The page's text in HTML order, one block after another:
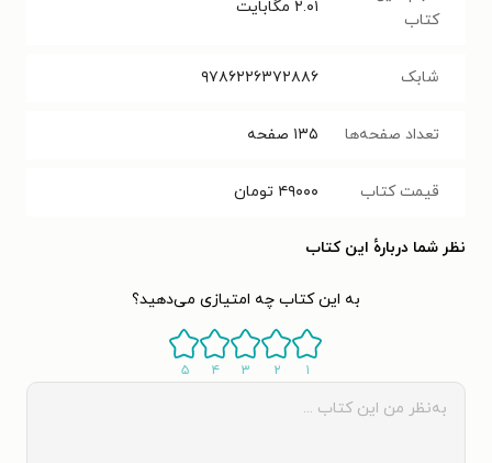
کتاب
۲.۰۱ مگابایت
شابک ۹۷۸۶۲۲۶۳۷۲۸۸۶
تعداد صفحه‌ها ۱۳۵ صفحه
قیمت کتاب ۴۹۰۰۰ تومان
نظر شما دربارهٔ این کتاب
به این کتاب چه امتیازی می‌دهید؟
۱ ۲ ۳ ۴ ۵